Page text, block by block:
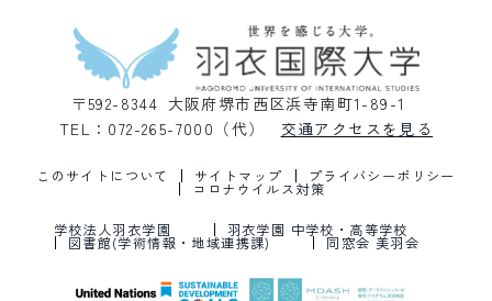
〒592-8344 大阪府堺市西区浜寺南町1-89-1
TEL：072-265-7000（代）
交通アクセスを見る
このサイトについて サイトマップ プライバシーポリシー
コロナウイルス対策
学校法人羽衣学園 羽衣学園 中学校・高等学校
図書館(学術情報・地域連携課) 同窓会 美羽会